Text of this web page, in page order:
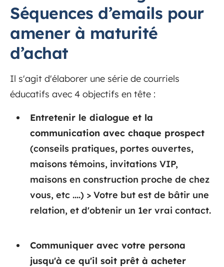
Séquences d’emails pour
amener à maturité
d’achat
Il s'agit d'élaborer une série de courriels
éducatifs avec 4 objectifs en tête :
Entretenir le dialogue et la
communication avec chaque prospect
(conseils pratiques, portes ouvertes,
maisons témoins, invitations VIP,
maisons en construction proche de chez
vous, etc ....) > Votre but est de bâtir une
relation, et d'obtenir un 1er vrai contact.
Communiquer avec votre persona
jusqu'à ce qu'il soit prêt à acheter